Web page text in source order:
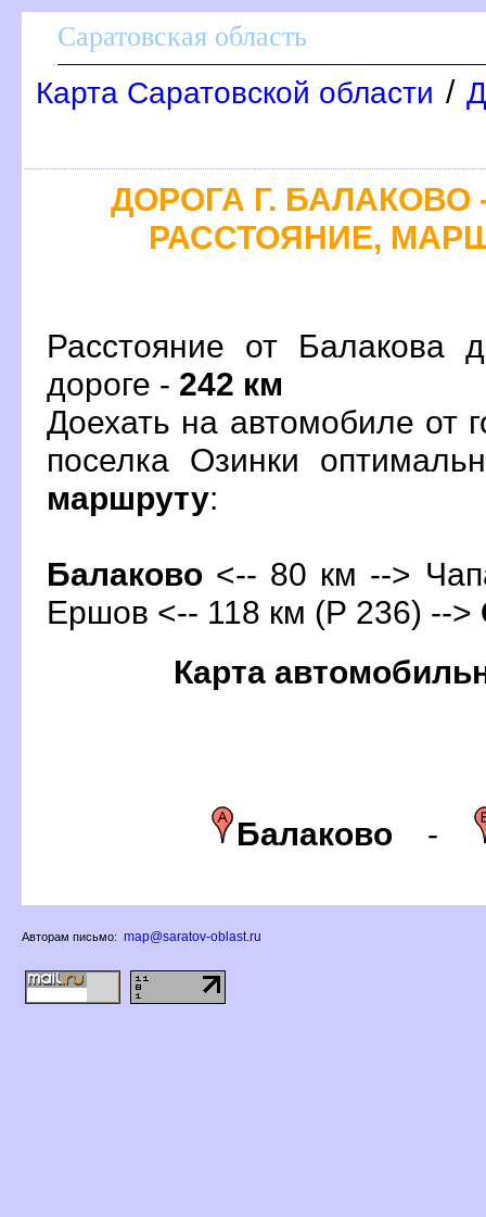
Саратовская область
Карта Саратовской области /
ДОРОГА Г. БАЛАКОВО
РАССТОЯНИЕ,
Расстояние от Балакова
дороге - 242 км
Доехать на автомобиле от
поселка Озинки
маршруту:
Балаково <-- 80 км -->
Ершов <-- 118 км (Р 236) -->
Карта
Балаково -
Авторам письмо: map@saratov-oblast.ru